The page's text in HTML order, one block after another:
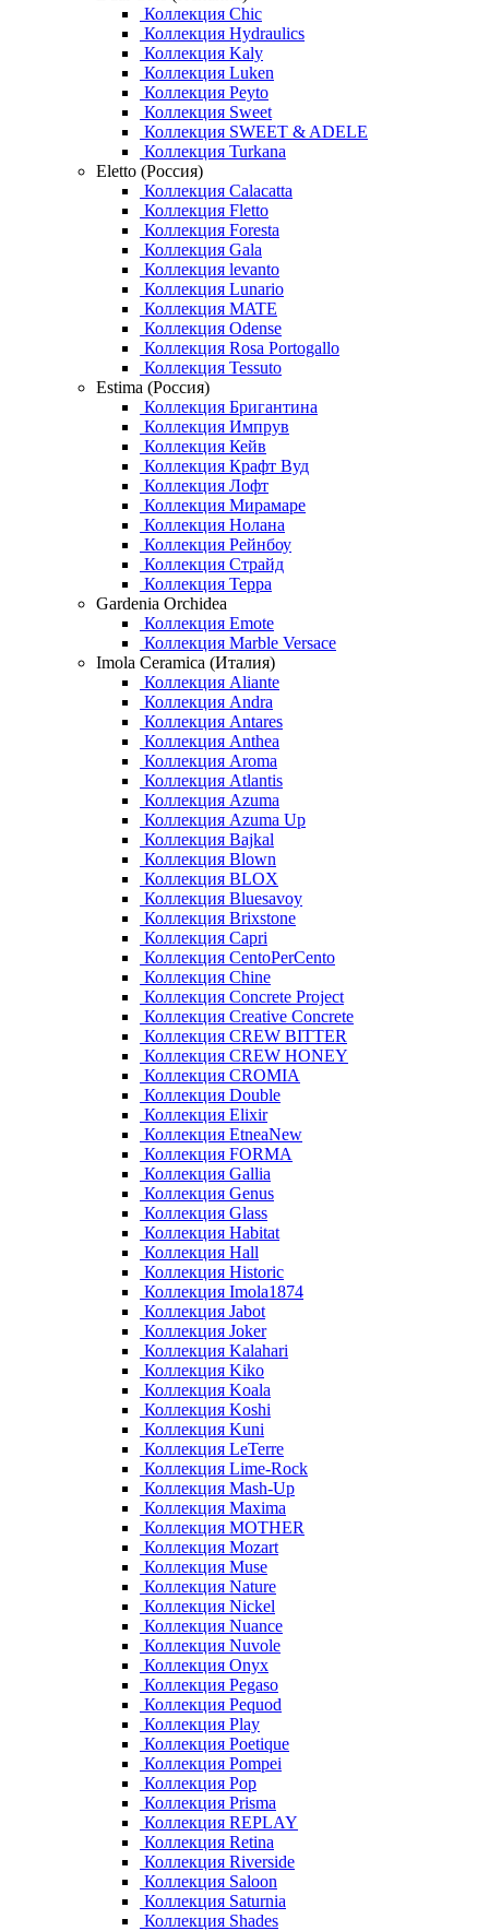
Коллекция Chic
Коллекция Hydraulics
Коллекция Kaly
Коллекция Luken
Коллекция Peyto
Коллекция Sweet
Коллекция SWEET & ADELE
Коллекция Turkana
Eletto (Россия)
Коллекция Calacatta
Коллекция Fletto
Коллекция Foresta
Коллекция Gala
Коллекция levanto
Коллекция Lunario
Коллекция MATE
Коллекция Odense
Коллекция Rosa Portogallo
Коллекция Tessuto
Estima (Россия)
Коллекция Бригантина
Коллекция Импрув
Коллекция Кейв
Коллекция Крафт Вуд
Коллекция Лофт
Коллекция Мирамаре
Коллекция Нолана
Коллекция Рейнбоу
Коллекция Страйд
Коллекция Терра
Gardenia Orchidea
Коллекция Emote
Коллекция Marble Versace
Imola Ceramica (Италия)
Коллекция Aliante
Коллекция Andra
Коллекция Antares
Коллекция Anthea
Коллекция Aroma
Коллекция Atlantis
Коллекция Azuma
Коллекция Azuma Up
Коллекция Bajkal
Коллекция Blown
Коллекция BLOX
Коллекция Bluesavoy
Коллекция Brixstone
Коллекция Capri
Коллекция CentoPerCento
Коллекция Chine
Коллекция Concrete Project
Коллекция Creative Concrete
Коллекция CREW BITTER
Коллекция CREW HONEY
Коллекция CROMIA
Коллекция Double
Коллекция Elixir
Коллекция EtneaNew
Коллекция FORMA
Коллекция Gallia
Коллекция Genus
Коллекция Glass
Коллекция Habitat
Коллекция Hall
Коллекция Historic
Коллекция Imola1874
Коллекция Jabot
Коллекция Joker
Коллекция Kalahari
Коллекция Kiko
Коллекция Koala
Коллекция Koshi
Коллекция Kuni
Коллекция LeTerre
Коллекция Lime-Rock
Коллекция Mash-Up
Коллекция Maxima
Коллекция MOTHER
Коллекция Mozart
Коллекция Muse
Коллекция Nature
Коллекция Nickel
Коллекция Nuance
Коллекция Nuvole
Коллекция Onyx
Коллекция Pegaso
Коллекция Pequod
Коллекция Play
Коллекция Poetique
Коллекция Pompei
Коллекция Pop
Коллекция Prisma
Коллекция REPLAY
Коллекция Retina
Коллекция Riverside
Коллекция Saloon
Коллекция Saturnia
Коллекция Shades